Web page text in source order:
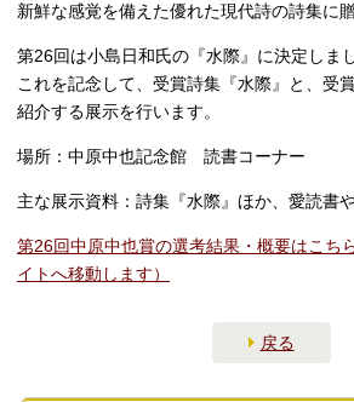
新鮮な感覚を備えた優れた現代詩の詩集に
第26回は小島日和氏の『水際』に決定しまし
これを記念して、受賞詩集『水際』と、受
紹介する展示を行います。
場所：中原中也記念館 読書コーナー
主な展示資料：詩集『水際』ほか、愛読書
第26回中原中也賞の選考結果・概要はこち
イトへ移動します）
戻る